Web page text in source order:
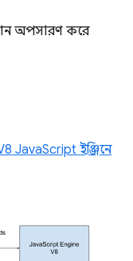
অপসারণ করে
JavaScript ইঞ্জিনে